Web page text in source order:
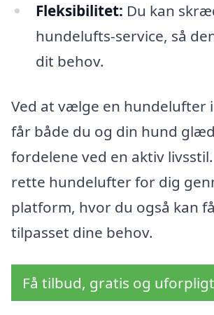
Fleksibilitet: Du kan
hundelufts-service, så
dit behov.
Ved at vælge en hundelufter
får både du og din hund
fordelene ved en aktiv
rette hundelufter for dig
platform, hvor du også kan
tilpasset dine behov.
Få tilbud, gratis og